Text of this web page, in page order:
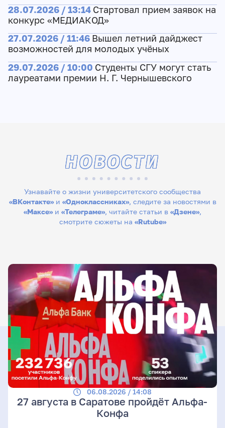
28.07.2026 / 13:14 Стартовал прием заявок на
конкурс «МЕДИАКОД»
27.07.2026 / 11:46 Вышел летний дайджест
возможностей для молодых учёных
29.07.2026 / 10:00 Студенты СГУ могут стать
лауреатами премии Н. Г. Чернышевского
Узнавайте о жизни университетского сообщества
«ВКонтакте»и «Одноклассниках», следите за новостями в
«Максе» и «Телеграме», читайте статьи в «Дзене»,
смотрите сюжеты на «Rutube»
НОВОСТИ
06.08.2026 / 14:08
27 августа в Саратове пройдёт Альфа-
Конфа